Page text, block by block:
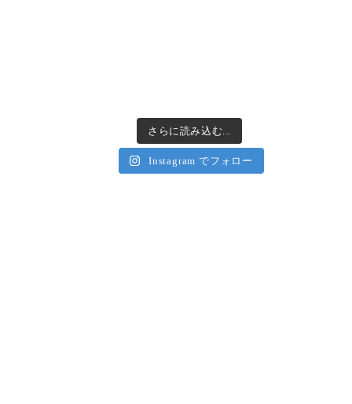
さらに読み込む...
Instagram でフォロー